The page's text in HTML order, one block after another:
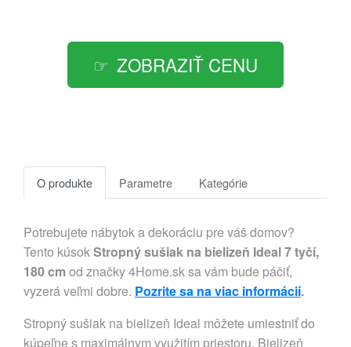
ZOBRAZIŤ CENU
O produkte Parametre Kategórie
Potrebujete nábytok a dekoráciu pre váš domov?
Tento kúsokStropný sušiak na bielizeň Ideal 7 tyčí,
180 cm od značky 4Home.sk sa vám bude páčiť,
vyzerá veľmi dobre. Pozrite sa na viac informácií.
Stropný sušiak na bielizeň Ideal môžete umiestniť do
kúpeľne s maximálnym využitím priestoru. Bielizeň